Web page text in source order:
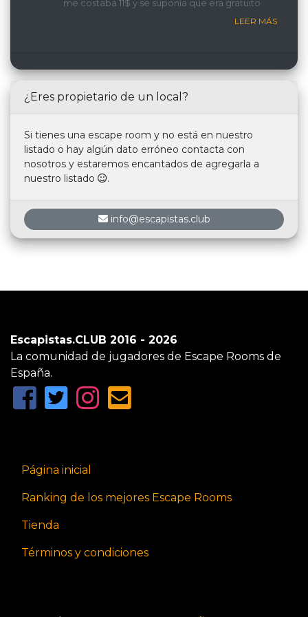
me costaba 11$ y se suponía que era gratuito
LEER MÁS
¿Eres propietario de un local?
Si tienes una escape room y no está en nuestro
listado o hay algún dato erróneo contacta con
nosotros y estaremos encantados de agregarla a
nuestro listado
.
info@escapistas.club
Escapistas.CLUB 2016 - 2026
La comunidad de jugadores de Escape Rooms de
España.
Página inicial
Ranking de los mejores Escape Rooms
Tienda
Términos y condiciones